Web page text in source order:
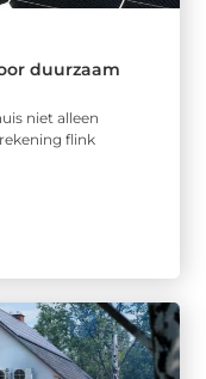
duurzaam
niet alleen
flink